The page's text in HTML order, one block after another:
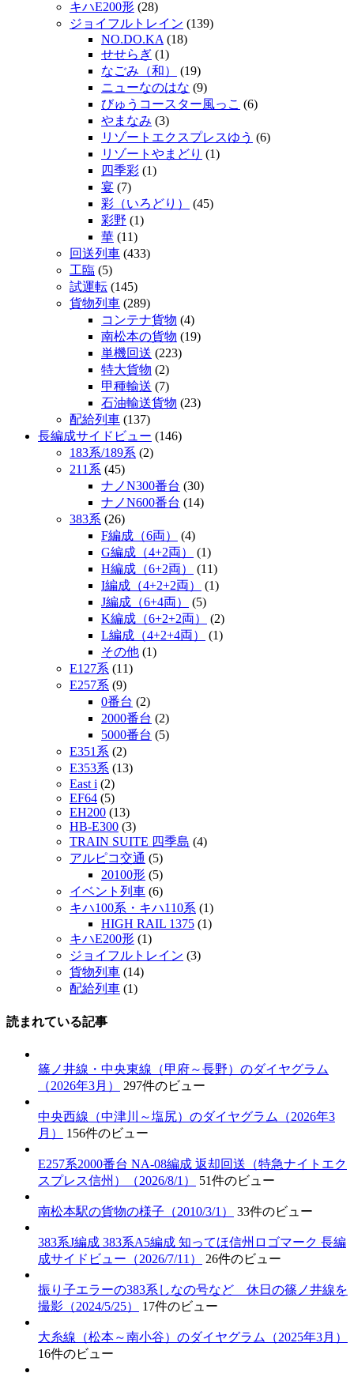
キハE200形 (28)
ジョイフルトレイン (139)
NO.DO.KA (18)
せせらぎ (1)
なごみ（和）
(19)
ニューなのはな (9)
びゅうコースター風っこ (6)
やまなみ (3)
リゾートエクスプレスゆう (6)
リゾートやまどり (1)
四季彩 (1)
宴 (7)
彩（いろどり）
(45)
彩野 (1)
華 (11)
回送列車 (433)
工臨 (5)
試運転 (145)
貨物列車 (289)
コンテナ貨物 (4)
南松本の貨物 (19)
単機回送 (223)
特大貨物 (2)
甲種輸送 (7)
石油輸送貨物 (23)
配給列車 (137)
長編成サイドビュー (146)
183系/189系 (2)
211系 (45)
ナノN300番台 (30)
ナノN600番台 (14)
383系 (26)
F編成（6両）
(4)
G編成（4+2両）
(1)
H編成（6+2両）
(11)
I編成（4+2+2両）
(1)
J編成（6+4両）
(5)
K編成（6+2+2両）
(2)
L編成（4+2+4両）
(1)
その他 (1)
E127系 (11)
E257系 (9)
0番台 (2)
2000番台 (2)
5000番台 (5)
E351系 (2)
E353系 (13)
East i (2)
EF64 (5)
EH200 (13)
HB-E300 (3)
TRAIN SUITE 四季島 (4)
アルピコ交通 (5)
20100形 (5)
イベント列車 (6)
キハ100系・キハ110系 (1)
HIGH RAIL 1375 (1)
キハE200形 (1)
ジョイフルトレイン (3)
貨物列車 (14)
配給列車 (1)
読まれている記事
篠ノ井線・中央東線（甲府～長野）のダイヤグラム
（2026年3月）
297件のビュー
中央西線（中津川～塩尻）のダイヤグラム（2026年3
月）
156件のビュー
E257系2000番台 NA-08編成 返却回送（特急ナイトエク
スプレス信州）（2026/8/1）
51件のビュー
南松本駅の貨物の様子（2010/3/1） 33件のビュー
383系J編成 383系A5編成 知ってほ信州ロゴマーク 長編
成サイドビュー（2026/7/11）
26件のビュー
振り子エラーの383系しなの号など 休日の篠ノ井線を
撮影（2024/5/25）
17件のビュー
大糸線（松本～南小谷）のダイヤグラム（2025年3月）
16件のビュー